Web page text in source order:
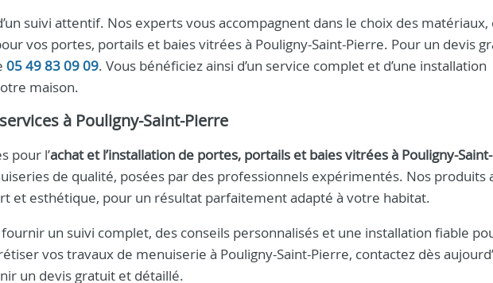
suivi attentif. Nos experts vous accompagnent dans le choix des matériaux,
vos portes, portails et baies vitrées à Pouligny-Saint-Pierre. Pour un devis
05 49 83 09 09. Vous bénéficiez ainsi d’un service complet et d’une installation
maison.
à Pouligny-Saint-Pierre
pour l’achat et l’installation de portes, portails et baies vitrées à Pouligny-
de qualité, posées par des professionnels expérimentés. Nos produits
et esthétique, pour un résultat parfaitement adapté à votre habitat.
fournir un suivi complet, des conseils personnalisés et une installation fiable
vos travaux de menuiserie à Pouligny-Saint-Pierre, contactez dès
un devis gratuit et détaillé.